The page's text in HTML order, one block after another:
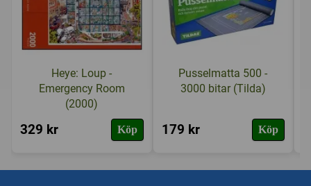
Heye: Loup -
Emergency Room
(2000)
329 kr Köp
Pusselmatta 500 -
3000 bitar (Tilda)
179 kr Köp